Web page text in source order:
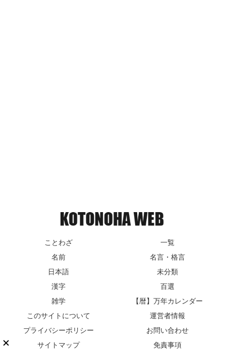
ことわざ
一覧
名前
名言・格言
日本語
未分類
漢字
百選
雑学
【暦】万年カレンダー
このサイトについて
運営者情報
プライバシーポリシー
お問い合わせ
サイトマップ
免責事項